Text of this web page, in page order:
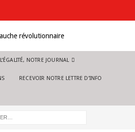
L’ÉGALITÉ, NOTRE JOURNAL
RECEVOIR NOTRE LETTRE D’INFO